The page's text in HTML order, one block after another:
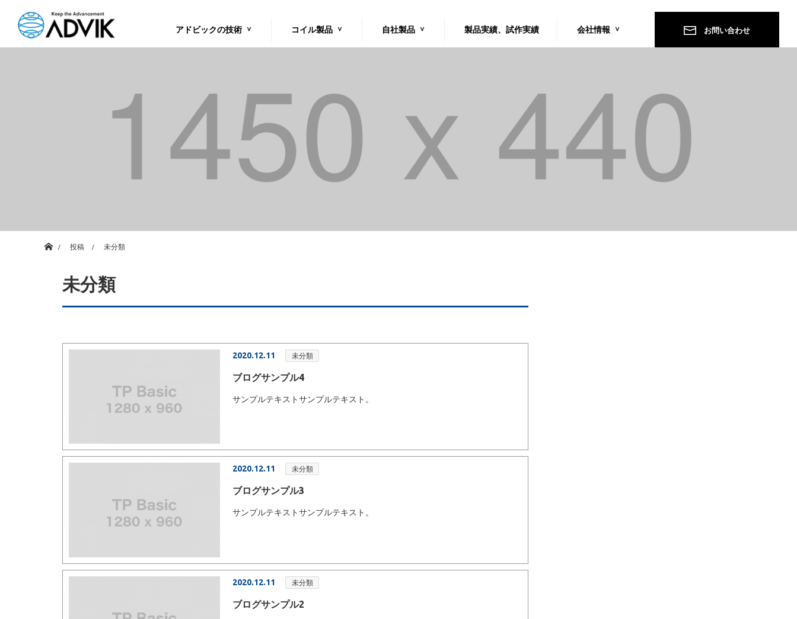
お問い合わせ
アドビックの技術 コイル製品 自社製品 製品実績、試作実績 会社情報
投稿
未分類
未分類
2020.12.11 未分類
ブログサンプル4
サンプルテキストサンプルテキスト。
2020.12.11 未分類
ブログサンプル3
サンプルテキストサンプルテキスト。
2020.12.11 未分類
ブログサンプル2